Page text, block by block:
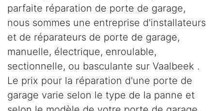
parfaite réparation de porte de garage,
nous sommes une entreprise d'installateurs
et de réparateurs de porte de garage,
manuelle, électrique, enroulable,
sectionnelle, ou basculante sur Vaalbeek .
Le prix pour la réparation d'une porte de
garage varie selon le type de la panne et